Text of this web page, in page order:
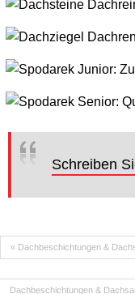
Schreiben
« Dachbeschichtungen &
Dachbeschichtungen &